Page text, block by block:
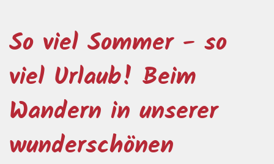
So viel Sommer - so
viel Urlaub! Beim
Wandern in unserer
wunderschönen